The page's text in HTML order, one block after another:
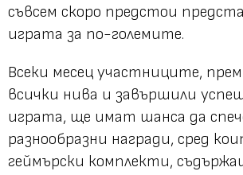
съвсем скоро предстои
играта за по-големите.
Всеки месец участниците,
всички нива и завършили
играта, ще имат шанса да
разнообразни награди, сред
геймърски комплекти,